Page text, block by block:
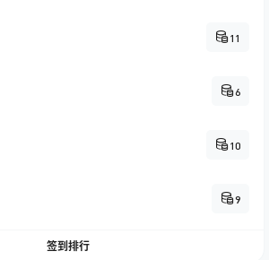
11
6
10
9
签到排行